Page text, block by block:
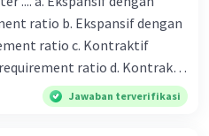
ratio b. Ekspansif dengan
ratio c. Kontraktif
ratio d. Kontraktif
requirement ratio e.
diskonto Bila Bank
Jawaban terverifikasi